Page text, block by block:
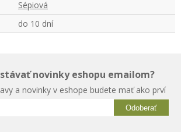
Sépiová
do 10 dní
novinky eshopu emailom?
a novinky v eshope budete mať ako prví
Odoberať